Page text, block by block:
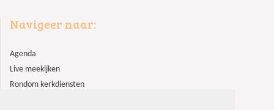
Navigeer naar:
Agenda
Live meekijken
Rondom kerkdiensten